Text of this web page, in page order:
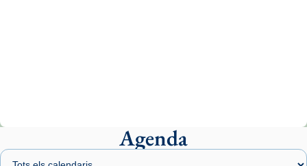
Arquebisbat de Barcelona
2 weeks ago Agenda